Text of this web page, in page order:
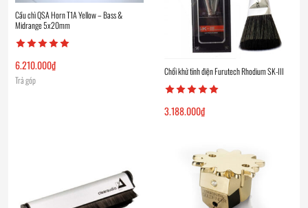
Cầu chì QSA Horn T1A Yellow – Bass &
Midrange 5x20mm
6.210.000₫
Trả góp
Chổi khử tĩnh điện Furutech Rhodium SK-III
3.188.000₫